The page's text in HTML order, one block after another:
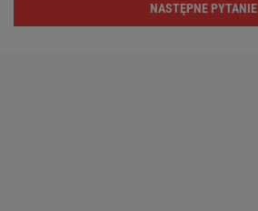
NASTĘPNE PYTANIE